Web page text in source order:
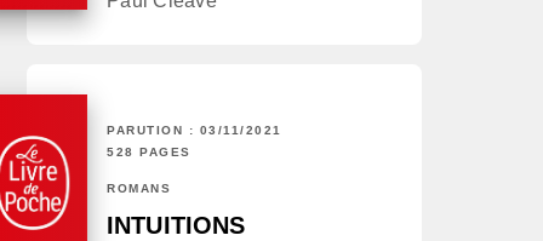
PARUTION : 03/11/2021
528 PAGES
ROMANS
INTUITIONS